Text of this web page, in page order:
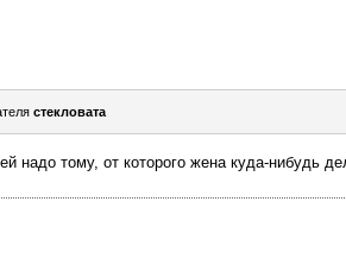
стекловата
надо тому, от которого жена куда-нибудь